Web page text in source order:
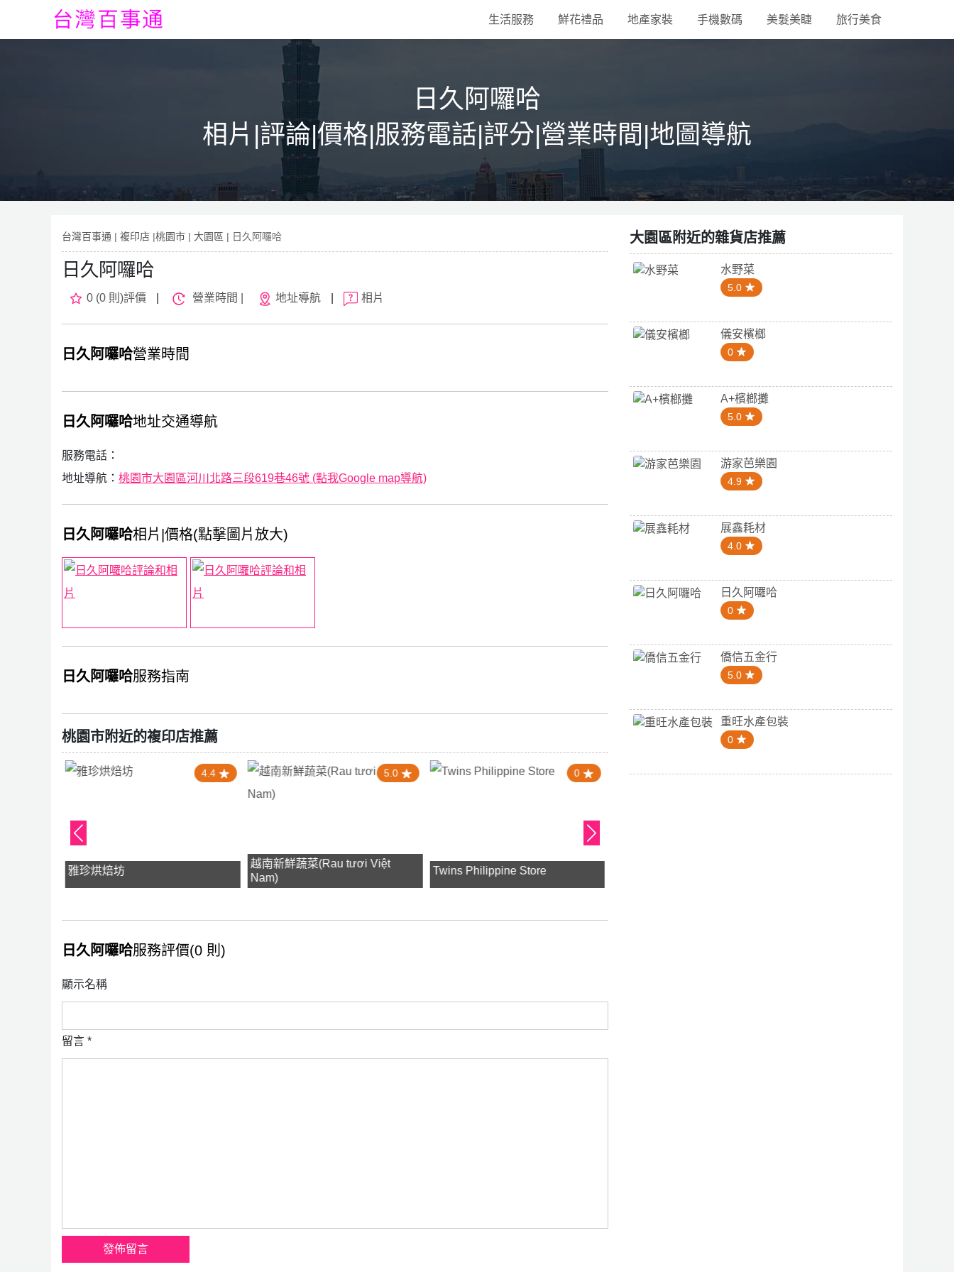
生活服務 鮮花禮品 地產家裝 手機數碼 美髮美睫 旅行美食
日久阿囉哈
相片|評論|價格|服務電話|評分|營業時間|地圖導航
台灣百事通 | 複印店 |桃園市 | 大園區 | 日久阿囉哈
日久阿囉哈
0 (0 則)評價 營業時間 | 地址導航 相片
日久阿囉哈營業時間
日久阿囉哈地址交通導航
服務電話：
地址導航： 桃園市大園區河川北路三段619巷46號 (點我Google map導航)
日久阿囉哈相片|價格(點擊圖片放大)
日久阿囉哈服務指南
桃園市附近的複印店推薦
4.4
雅珍烘焙坊
5.0
越南新鮮蔬菜(Rau tươi Việt
Nam)
0
Twins Philippine Store
4.1
日久阿囉哈服務評價(0 則)
顯示名稱
留言 *
大園區附近的雜貨店推薦
水野菜
5.0
儀安檳榔
0
A+檳榔攤
5.0
游家芭樂園
4.9
展鑫耗材
4.0
日久阿囉哈
0
僑信五金行
5.0
重旺水產包裝
0